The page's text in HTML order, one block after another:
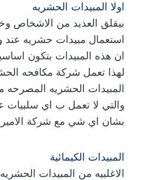
اولا المبيدات الحشريه
بيقلق العديد من الاشخاص
استعمال مبيدات حشريه عند
ان هذه المبيدات بتكون
لهذا تعمل شركة مكافحه
المبيدات الحشريه المصرحه
والتي لا تعمل ب اي سلبيات
بشان اي شي مع شركة الامير
المبيدات الكيمائية
الاغلبيه من المبيدات